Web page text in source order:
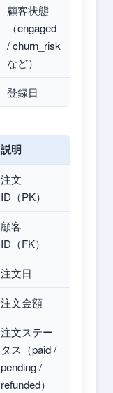
顧客状態
（engaged
/ churn_risk
など）
登録日
説明
注文
ID（PK）
顧客
ID（FK）
注文日
注文金額
注文ステー
タス（paid /
pending /
refunded）